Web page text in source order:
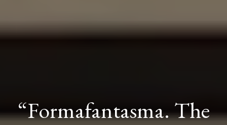
“Formafantasma. The